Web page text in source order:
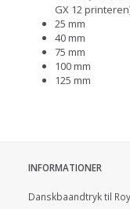
GX 12
25 mm
40 mm
75 mm
100 mm
125 mm
INFORMATIONER
Danskbaandtryk til